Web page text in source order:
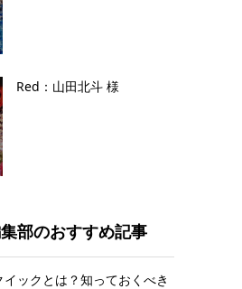
Red：山田北斗 様
部のおすすめ記事
ックとは？知っておくべき